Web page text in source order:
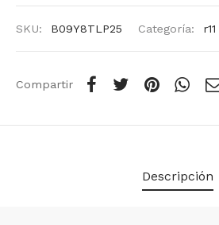
SKU: B09Y8TLP25 Categoría: r11
Compartir
Descripción